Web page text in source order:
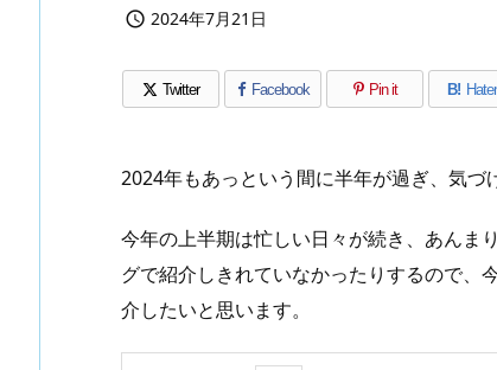
 2024年7月21日
Twitter Facebook Pin it B!
2024年もあっという間に半年が過ぎ、気づ
今年の上半期は忙しい日々が続き、あんま
グで紹介しきれていなかったりするので、
介したいと思います。